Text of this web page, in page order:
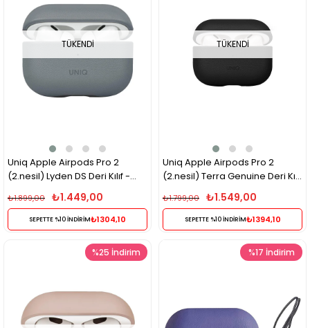
TÜKENDI
Uniq Apple Airpods Pro 2
(2.nesil) Lyden DS Deri Kılıf -
₺1.449,00
₺1.899,00
SEPETTE %10 İNDİRİM₺1304,10
TÜKENDI
Uniq Apple Airpods Pro 2
(2.nesil) Terra Genuine Deri Kılıf
₺1.549,00
₺1.799,00
SEPETTE %10 İNDİRİM₺1394,10
%25 İndirim %17 İndirim